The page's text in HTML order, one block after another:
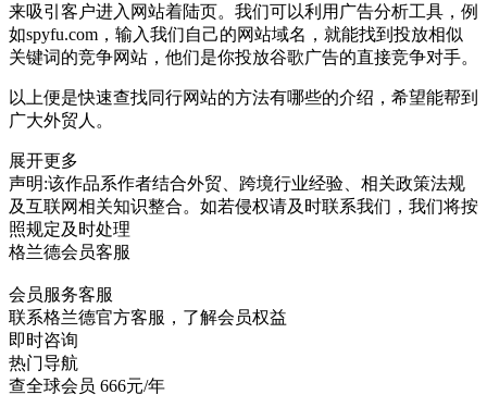
来吸引客户进入网站着陆页。我们可以利用广告分析工具，例
如spyfu.com，输入我们自己的网站域名，就能找到投放相似
关键词的竞争网站，他们是你投放谷歌广告的直接竞争对手。
以上便是快速查找同行网站的方法有哪些的介绍，希望能帮到
广大外贸人。
展开更多
声明:该作品系作者结合外贸、跨境行业经验、相关政策法规
及互联网相关知识整合。如若侵权请及时联系我们，我们将按
照规定及时处理
格兰德会员客服
会员服务客服
联系格兰德官方客服，了解会员权益
即时咨询
热门导航
查全球会员 666元/年